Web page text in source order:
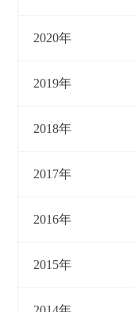
2020年
2019年
2018年
2017年
2016年
2015年